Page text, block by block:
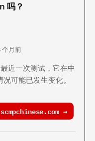
吗？
个月前
近一次测试，它在中
可能已发生变化。
→